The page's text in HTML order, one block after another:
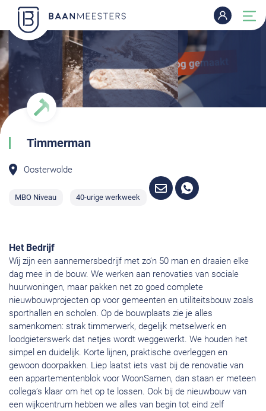
Timmerman
Oosterwolde
MBO Niveau 40-urige werkweek
Het Bedrijf
Wij zijn een aannemersbedrijf met zo’n 50 man en draaien elke
dag mee in de bouw. We werken aan renovaties van sociale
huurwoningen, maar pakken net zo goed complete
nieuwbouwprojecten op voor gemeenten en utiliteitsbouw zoals
sporthallen en scholen. Op de bouwplaats zie je alles
samenkomen: strak timmerwerk, degelijk metselwerk en
loodgieterswerk dat netjes wordt weggewerkt. We houden het
simpel en duidelijk. Korte lijnen, praktische overleggen en
gewoon doorpakken. Liep laatst iets vast bij de renovatie van
een appartementenblok voor WoonSamen, dan staan er meteen
collega’s klaar om het op te lossen. Ook bij de nieuwbouw van
een wijkcentrum hebben we alles van begin tot eind zelf